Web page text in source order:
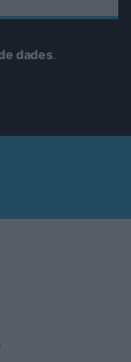
dades.